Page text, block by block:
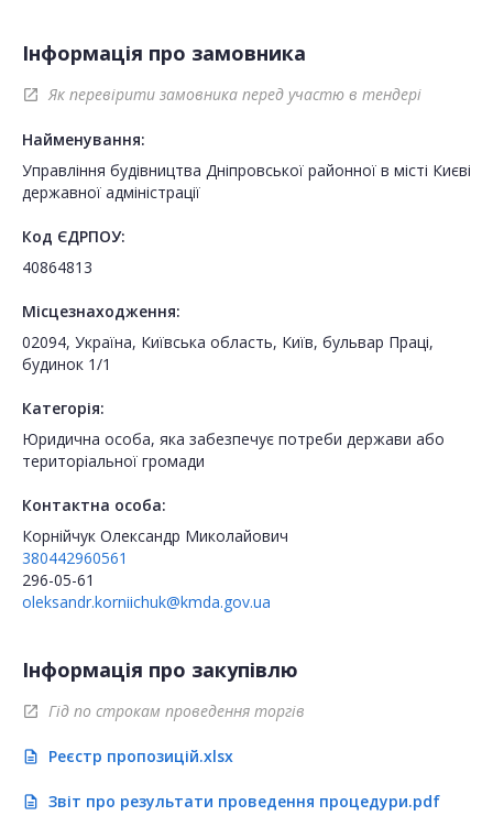
Інформація про замовника
open_in_new Як перевірити замовника перед участю в тендері
Найменування:
Управління будівництва Дніпровської районної в місті Києві
державної адміністрації
Код ЄДРПОУ:
40864813
Місцезнаходження:
02094, Україна, Київська область, Київ, бульвар Праці,
будинок 1/1
Категорія:
Юридична особа, яка забезпечує потреби держави або
територіальної громади
Контактна особа:
Корнійчук Олександр Миколайович
380442960561
296-05-61
oleksandr.korniichuk@kmda.gov.ua
Інформація про закупівлю
open_in_new Гід по строкам проведення торгів
description Реєстр пропозицій.xlsx
description Звіт про результати проведення процедури.pdf